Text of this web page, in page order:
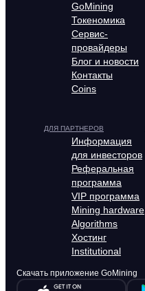
GoMining
Токеномика
Сервис-
провайдеры
Блог и новости
Контакты
Coins
ДЛЯ ПАРТНЕРОВ
Информация
для инвесторов
Реферальная
программа
VIP программа
Mining hardware
Algorithms
Хостинг
Institutional
Скачать приложение GoMining